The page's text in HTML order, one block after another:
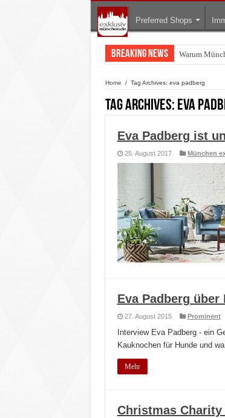
Preferred Shops
Breaking News Warum
BMW Art
Home / Tag Archives: eva padberg
Tag Archives: eva
Eva Padberg ist
25. August 2017 München
Eva Padberg
27. August 2015 Prominent
Interview Eva Padberg - ein
Kauknochen für Hunde und
Mehr
Christmas